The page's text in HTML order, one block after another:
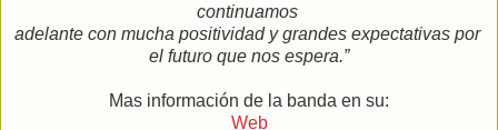
continuamos
adelante con mucha positividad y grandes expectativas por
el futuro que nos espera.”
Mas información de la banda en su:
Web